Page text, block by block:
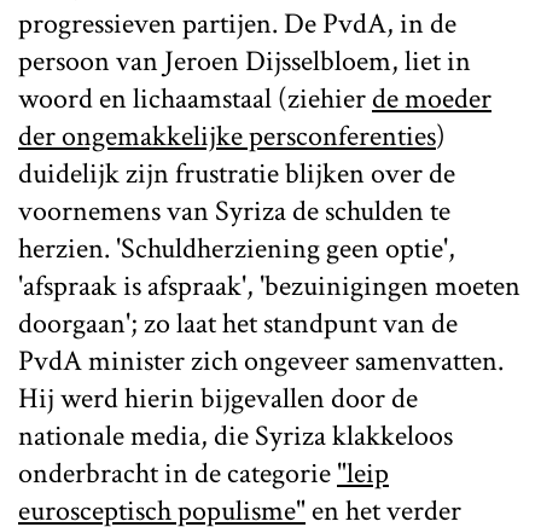
progressieven partijen. De PvdA, in de
persoon van Jeroen Dijsselbloem, liet in
woord en lichaamstaal (ziehierde moeder
der ongemakkelijke persconferenties)
duidelijk zijn frustratie blijken over de
voornemens van Syriza de schulden te
herzien. 'Schuldherziening geen optie',
'afspraak is afspraak', 'bezuinigingen moeten
doorgaan'; zo laat het standpunt van de
PvdA minister zich ongeveer samenvatten.
Hij werd hierin bijgevallen door de
nationale media, die Syriza klakkeloos
onderbracht in de categorie"leip
eurosceptisch populisme"en het verder